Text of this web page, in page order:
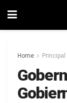
Home Principal